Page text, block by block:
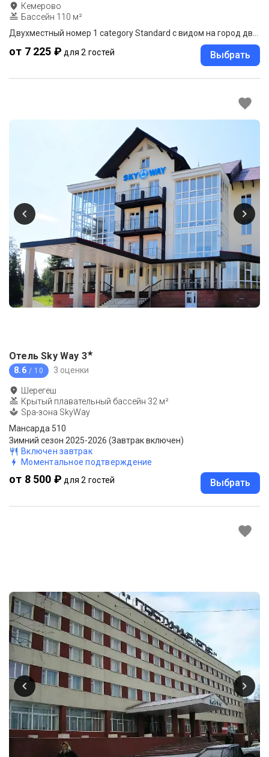
Кемерово
Бассейн 110 м²
от 7 225 ₽ для 2 гостей Выбрать
Отель Sky Way 3★
8.6 / 10 3 оценки
Шерегеш
Крытый плавательный бассейн 32 м²
Spa-зона SkyWay
Мансарда 510
Зимний сезон 2025-2026 (Завтрак включен)
Включен завтрак
Моментальное подтверждение
от 8 500 ₽ для 2 гостей Выбрать